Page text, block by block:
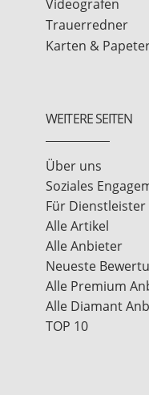
Videografen
Trauerredner
Karten &
WEITERE SEITEN
Über uns
Soziales
Für Dienstleister
Alle Artikel
Alle Anbieter
Neueste
Alle Premium
Alle Diamant
TOP 10